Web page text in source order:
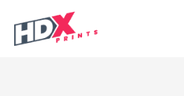
contenido